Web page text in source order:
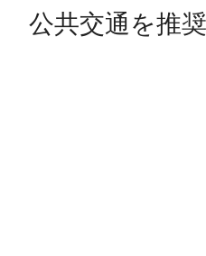
公共交通を推